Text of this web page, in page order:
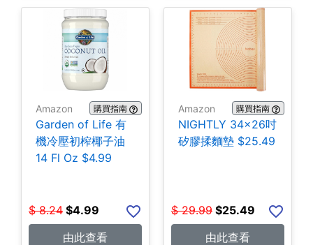
Amazon 購買指南
Garden of Life 有
機冷壓初榨椰子油
14 Fl Oz $4.99
$ 8.24 $4.99
由此查看
Amazon 購買指南
NIGHTLY 34x26吋
矽膠揉麵墊 $25.49
$ 29.99 $25.49
由此查看